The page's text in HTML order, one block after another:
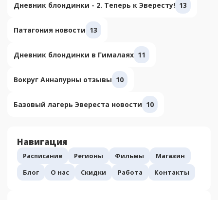
Дневник блондинки - 2. Теперь к Эвересту! 13
Патагония новости 13
Дневник блондинки в Гималаях 11
Вокруг Аннапурны отзывы 10
Базовый лагерь Эвереста новости 10
Навигация
Расписание Регионы Фильмы
Магазин
Блог
О нас Скидки Работа Контакты